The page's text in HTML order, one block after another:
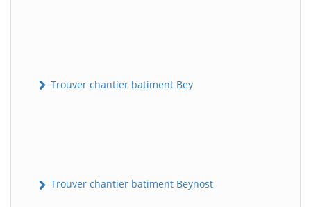
Trouver chantier batiment Bey
Trouver chantier batiment Beynost